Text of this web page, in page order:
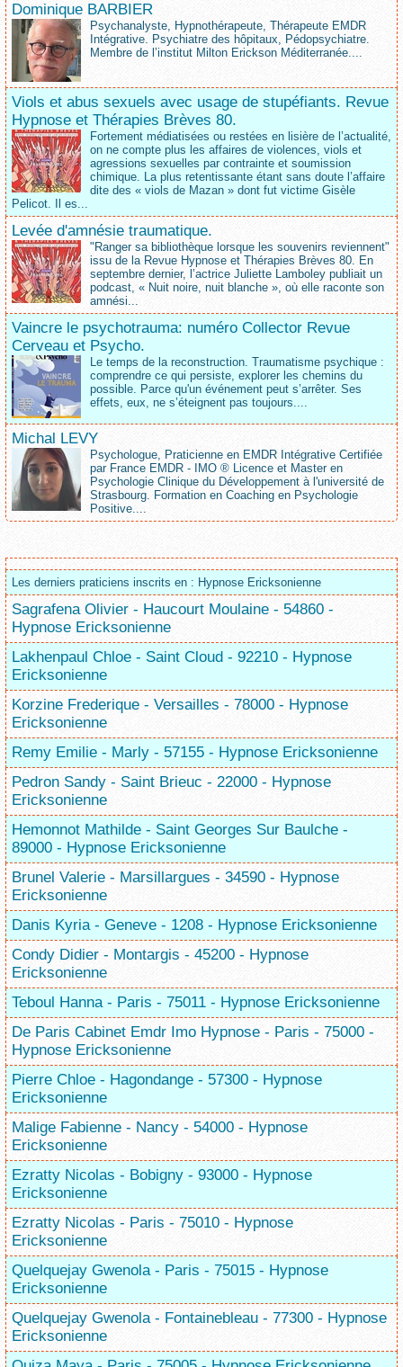
Dominique BARBIER
Psychanalyste, Hypnothérapeute, Thérapeute EMDR
Intégrative. Psychiatre des hôpitaux, Pédopsychiatre.
Membre de l’institut Milton Erickson Méditerranée....
Viols et abus sexuels avec usage de stupéfiants. Revue
Hypnose et Thérapies Brèves 80.
Fortement médiatisées ou restées en lisière de l’actualité,
on ne compte plus les affaires de violences, viols et
agressions sexuelles par contrainte et soumission
chimique. La plus retentissante étant sans doute l’affaire
dite des « viols de Mazan » dont fut victime Gisèle
Pelicot. Il es...
Levée d'amnésie traumatique.
"Ranger sa bibliothèque lorsque les souvenirs reviennent"
issu de la Revue Hypnose et Thérapies Brèves 80. En
septembre dernier, l’actrice Juliette Lamboley publiait un
podcast, « Nuit noire, nuit blanche », où elle raconte son
amnési...
Vaincre le psychotrauma: numéro Collector Revue
Cerveau et Psycho.
Le temps de la reconstruction. Traumatisme psychique :
comprendre ce qui persiste, explorer les chemins du
possible. Parce qu'un événement peut s’arrêter. Ses
effets, eux, ne s’éteignent pas toujours....
Michal LEVY
Psychologue, Praticienne en EMDR Intégrative Certifiée
par France EMDR - IMO ® Licence et Master en
Psychologie Clinique du Développement à l'université de
Strasbourg. Formation en Coaching en Psychologie
Positive....
Les derniers praticiens inscrits en : Hypnose Ericksonienne
Sagrafena Olivier - Haucourt Moulaine - 54860 -
Hypnose Ericksonienne
Lakhenpaul Chloe - Saint Cloud - 92210 - Hypnose
Ericksonienne
Korzine Frederique - Versailles - 78000 - Hypnose
Ericksonienne
Remy Emilie - Marly - 57155 - Hypnose Ericksonienne
Pedron Sandy - Saint Brieuc - 22000 - Hypnose
Ericksonienne
Hemonnot Mathilde - Saint Georges Sur Baulche -
89000 - Hypnose Ericksonienne
Brunel Valerie - Marsillargues - 34590 - Hypnose
Ericksonienne
Danis Kyria - Geneve - 1208 - Hypnose Ericksonienne
Condy Didier - Montargis - 45200 - Hypnose
Ericksonienne
Teboul Hanna - Paris - 75011 - Hypnose Ericksonienne
De Paris Cabinet Emdr Imo Hypnose - Paris - 75000 -
Hypnose Ericksonienne
Pierre Chloe - Hagondange - 57300 - Hypnose
Ericksonienne
Malige Fabienne - Nancy - 54000 - Hypnose
Ericksonienne
Ezratty Nicolas - Bobigny - 93000 - Hypnose
Ericksonienne
Ezratty Nicolas - Paris - 75010 - Hypnose
Ericksonienne
Quelquejay Gwenola - Paris - 75015 - Hypnose
Ericksonienne
Quelquejay Gwenola - Fontainebleau - 77300 - Hypnose
Ericksonienne